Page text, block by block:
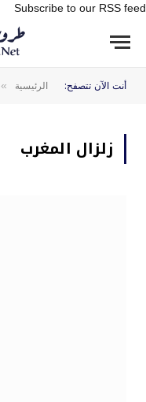
Subscribe to our RSS feed
أنت الآن تتصفح: الرئيسية »
زلزال المغرب